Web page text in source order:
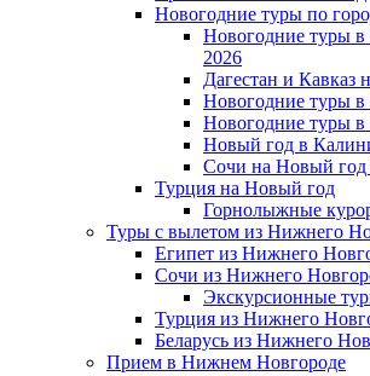
Новогодние туры по
Новогодние туры в
2026
Дагестан и Кавказ
Новогодние туры
Новогодние туры
Новый год в
Сочи на Новый год
Турция на Новый год
Горнолыжные
Туры с вылетом из Нижнего
Египет из Нижнего
Сочи из Нижнего
Экскурсионные
Турция из Нижнего
Беларусь из Нижнего
Прием в Нижнем Новгороде